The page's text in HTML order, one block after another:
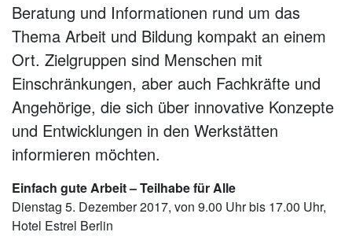
Beratung und Informationen rund um das
Thema Arbeit und Bildung kompakt an einem
Ort. Zielgruppen sind Menschen mit
Einschränkungen, aber auch Fachkräfte und
Angehörige, die sich über innovative Konzepte
und Entwicklungen in den Werkstätten
informieren möchten.
Einfach gute Arbeit – Teilhabe für Alle
Dienstag 5. Dezember 2017, von 9.00 Uhr bis 17.00 Uhr,
Hotel Estrel Berlin